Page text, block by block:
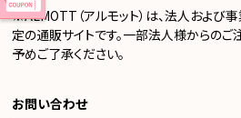
※ALMOTT（アルモット）は、法人および
定の通販サイトです。一部法人様からのご
予めご了承ください。
お問い合わせ